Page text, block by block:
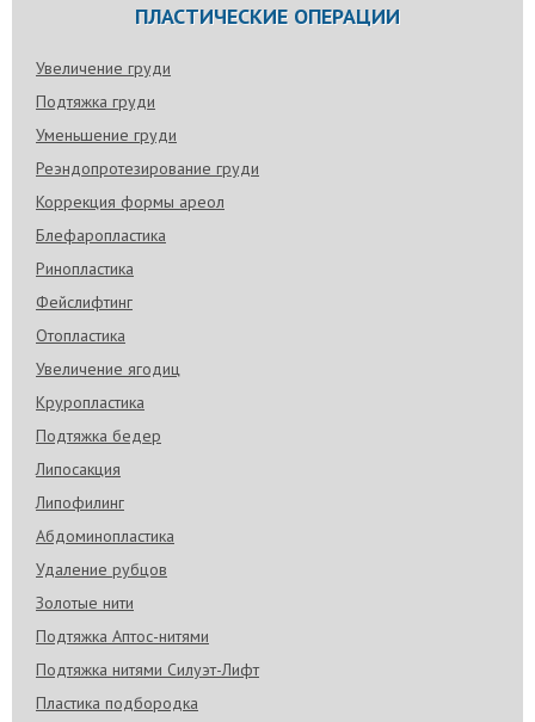
ПЛАСТИЧЕСКИЕ ОПЕРАЦИИ
Увеличение груди
Подтяжка груди
Уменьшение груди
Реэндопротезирование груди
Коррекция формы ареол
Блефаропластика
Ринопластика
Фейслифтинг
Отопластика
Увеличение ягодиц
Круропластика
Подтяжка бедер
Липосакция
Липофилинг
Абдоминопластика
Удаление рубцов
Золотые нити
Подтяжка Аптос-нитями
Подтяжка нитями Силуэт-Лифт
Пластика подбородка